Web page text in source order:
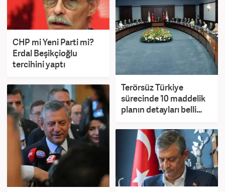
CHP mi Yeni Parti mi?
Erdal Beşikçioğlu
tercihini yaptı
Terörsüz Türkiye
sürecinde 10 maddelik
planın detayları belli